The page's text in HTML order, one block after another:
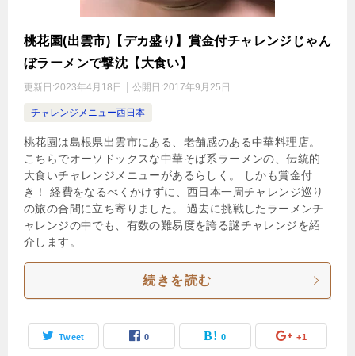
桃花園(出雲市)【デカ盛り】賞金付チャレンジじゃん
ぼラーメンで撃沈【大食い】
更新日:2023年4月18日 公開日:2017年9月25日
チャレンジメニュー西日本
桃花園は島根県出雲市にある、老舗感のある中華料理店。
こちらでオーソドックスな中華そば系ラーメンの、伝統的
大食いチャレンジメニューがあるらしく。 しかも賞金付
き！ 経費をなるべくかけずに、西日本一周チャレンジ巡り
の旅の合間に立ち寄りました。 過去に挑戦したラーメンチ
ャレンジの中でも、有数の難易度を誇る謎チャレンジを紹
介します。
続きを読む
Tweet 0 0 +1